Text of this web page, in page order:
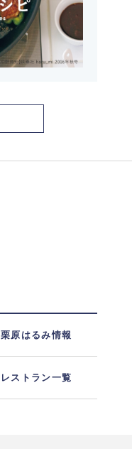
栗原はるみ情報
レストラン一覧